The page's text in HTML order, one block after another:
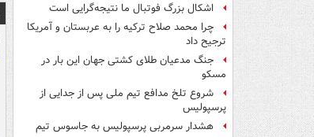
اشکال بزرگ فوتبال ما نتیجه‌گرایی است
چرا محمد صلاح ترکیه را به عربستان و آمریکا
ترجیح داد
جنگ مدعیان طلای کشتی جهان این بار در
مسکو
شروع تلخ مدافع تیم ملی پس از جدایی از
پرسپولیس
هشدار سرمربی پرسپولیس به جاسوس تیم